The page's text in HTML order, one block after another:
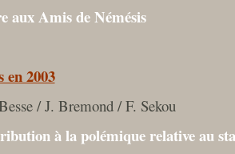
aux Amis de Némésis
en 2003
/ J. Bremond / F. Sekou
à la polémique relative au